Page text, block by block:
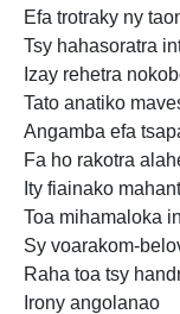
Efa trotraky ny
Tsy hahasoratra
Izay rehetra
Tato anatiko
Angamba efa
Fa ho rakotra
Ity fiainako
Toa mihamaloka
Sy voarakom-
Raha toa tsy
Irony angolanao